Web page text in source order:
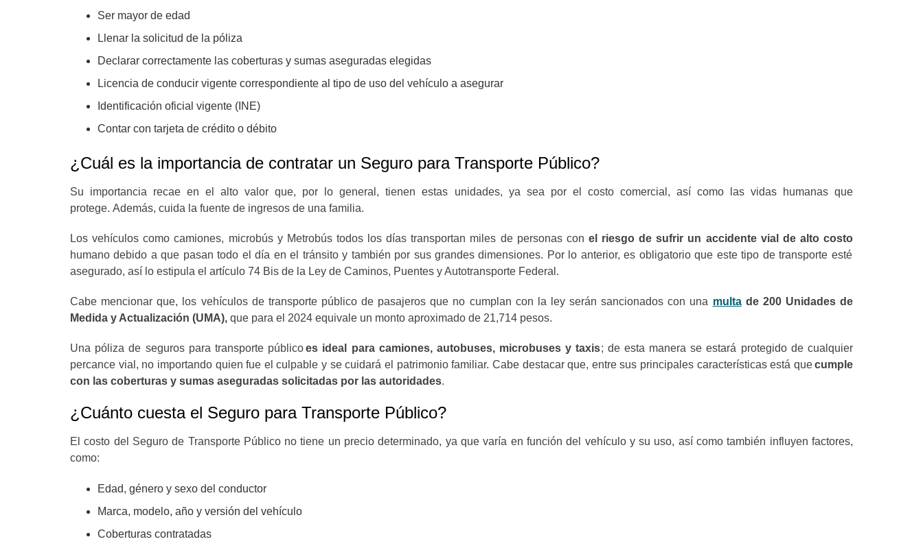
Ser mayor de edad
Llenar la solicitud de la póliza
Declarar correctamente las coberturas y sumas aseguradas elegidas
Licencia de conducir vigente correspondiente al tipo de uso del vehículo a asegurar
Identificación oficial vigente (INE)
Contar con tarjeta de crédito o débito
¿Cuál es la importancia de contratar un Seguro para Transporte Público?
Su importancia recae en el alto valor que, por lo general, tienen estas unidades, ya sea por el costo comercial, así como las vidas humanas que
protege. Además, cuida la fuente de ingresos de una familia.
Los vehículos como camiones, microbús y Metrobús todos los días transportan miles de personas con el riesgo de sufrir un accidente vial de alto costo
humano debido a que pasan todo el día en el tránsito y también por sus grandes dimensiones. Por lo anterior, es obligatorio que este tipo de transporte esté
asegurado, así lo estipula el artículo 74 Bis de la Ley de Caminos, Puentes y Autotransporte Federal.
Cabe mencionar que, los vehículos de transporte público de pasajeros que no cumplan con la ley serán sancionados con una multade 200 Unidades de
Medida y Actualización (UMA), que para el 2024 equivale un monto aproximado de 21,714 pesos.
Una póliza de seguros para transporte públicoes ideal para camiones, autobuses, microbuses y taxis; de esta manera se estará protegido de cualquier
percance vial, no importando quien fue el culpable y se cuidará el patrimonio familiar. Cabe destacar que, entre sus principales características está quecumple
con las coberturas y sumas aseguradas solicitadas por las autoridades.
¿Cuánto cuesta el Seguro para Transporte Público?
El costo del Seguro de Transporte Público no tiene un precio determinado, ya que varía en función del vehículo y su uso, así como también influyen factores,
como:
Edad, género y sexo del conductor
Marca, modelo, año y versión del vehículo
Coberturas contratadas